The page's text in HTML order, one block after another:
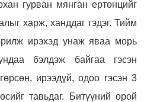
гурван мянган ертөнцийг
харж, ханддаг гэдэг. Тийм
ирэхэд унаж яваа морь
бэлдэж байгаа гэсэн
ирээдүй, одоо гэсэн 3
тавьдаг. Битүүний орой